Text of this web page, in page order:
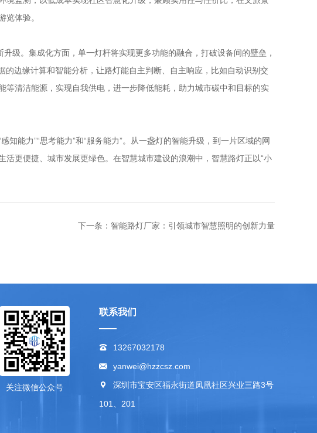
览体验。
级。集成化方面，单一灯杆将实现更多功能的融合，打破设备间的壁垒，
边缘计算和智能分析，让路灯能自主判断、自主响应，比如自动识别交
清洁能源，实现自我供电，进一步降低能耗，助力城市碳中和目标的实
能力”“思考能力”和“服务能力”。从一盏灯的智能升级，到一片区域的网
更便捷、城市发展更绿色。在智慧城市建设的浪潮中，智慧路灯正以“小
下一条：智能路灯厂家：引领城市智慧照明的创新力量
联系我们
13267032178
yanwei@hzzcsz.com
深圳市宝安区福永街道凤凰社区兴业三路3号
101、201
关注微信公众号